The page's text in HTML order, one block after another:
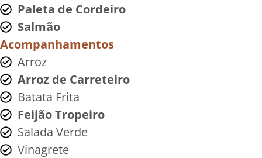
Paleta de Cordeiro
Salmão
Acompanhamentos
Arroz
Arroz de Carreteiro
Batata Frita
Feijão Tropeiro
Salada Verde
Vinagrete